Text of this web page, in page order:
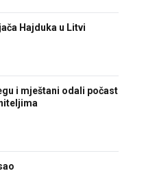
Hajduka u Litvi
i mještani odali počast